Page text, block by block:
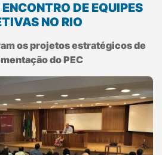
DE EQUIPES
NO RIO
os projetos estratégicos de
do PEC